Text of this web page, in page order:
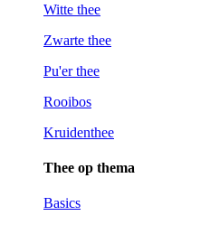
Witte thee
Zwarte thee
Pu'er thee
Rooibos
Kruidenthee
Thee op thema
Basics